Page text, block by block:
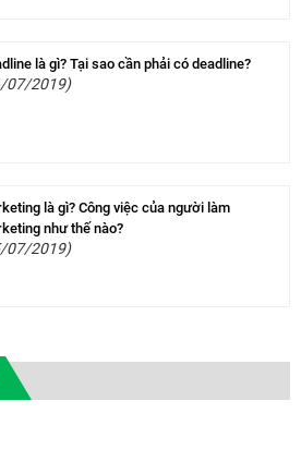
là gì? Tại sao cần phải có deadline?
07/2019)
là gì? Công việc của người làm
như thế nào?
07/2019)